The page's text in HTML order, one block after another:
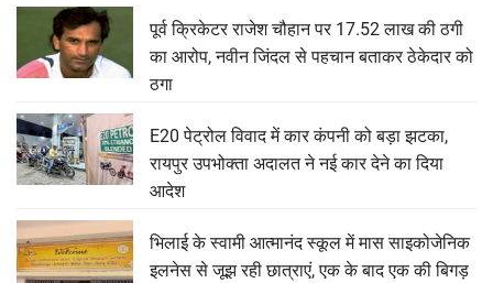
पूर्व क्रिकेटर राजेश चौहान पर 17.52 लाख की ठगी
का आरोप, नवीन जिंदल से पहचान बताकर ठेकेदार को
ठगा
E20 पेट्रोल विवाद में कार कंपनी को बड़ा झटका,
रायपुर उपभोक्ता अदालत ने नई कार देने का दिया
आदेश
भिलाई के स्वामी आत्मानंद स्कूल में मास साइकोजेनिक
इलनेस से जूझ रही छात्राएं, एक के बाद एक की बिगड़